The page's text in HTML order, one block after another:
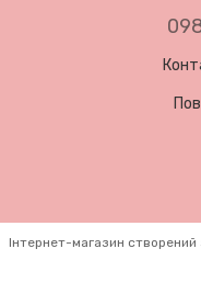
Інтернет-магазин